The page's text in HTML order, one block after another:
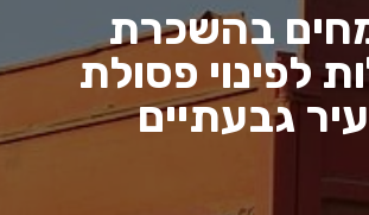
בהשכרת
לפינוי פסולת
גבעתיים